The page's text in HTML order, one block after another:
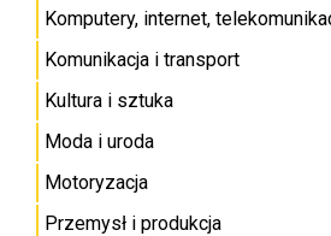
Komputery, internet,
Komunikacja i transport
Kultura i sztuka
Moda i uroda
Motoryzacja
Przemysł i produkcja